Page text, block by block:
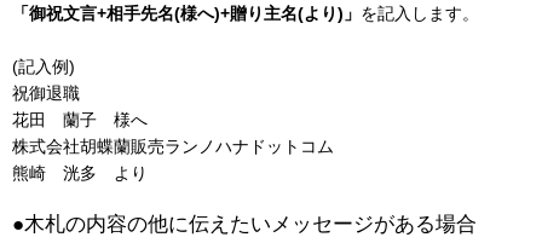
「御祝文言+相手先名(様へ)+贈り主名(より)」 を記入します。
(記入例)
祝御退職
花田 蘭子 様へ
株式会社胡蝶蘭販売ランノハナドットコム
熊崎 洸多 より
●木札の内容の他に伝えたいメッセージがある場合